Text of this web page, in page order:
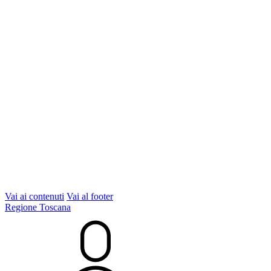
Vai ai contenuti Vai al footer
Regione Toscana